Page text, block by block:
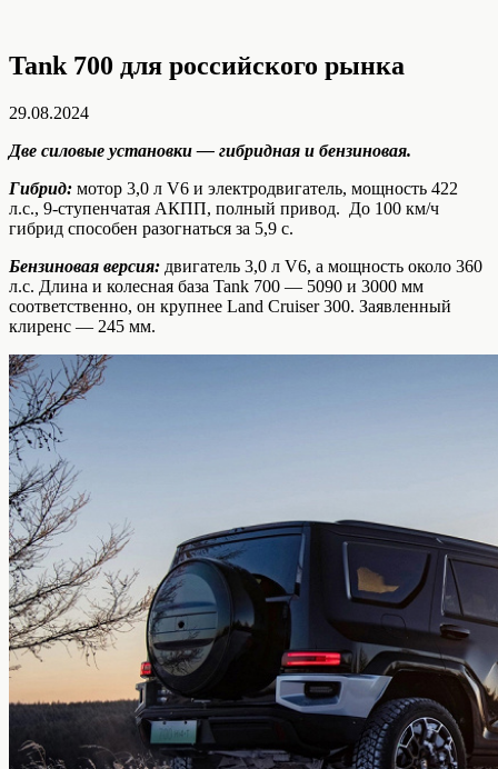
Tank 700 для российского рынка
29.08.2024
Две силовые установки — гибридная и бензиновая.
Гибрид: мотор 3,0 л V6 и электродвигатель, мощность 422
л.с., 9-ступенчатая АКПП, полный привод. До 100 км/ч
гибрид способен разогнаться за 5,9 с.
Бензиновая версия: двигатель 3,0 л V6, а мощность около 360
л.с. Длина и колесная база Tank 700 — 5090 и 3000 мм
соответственно, он крупнее Land Cruiser 300. Заявленный
клиренс — 245 мм.